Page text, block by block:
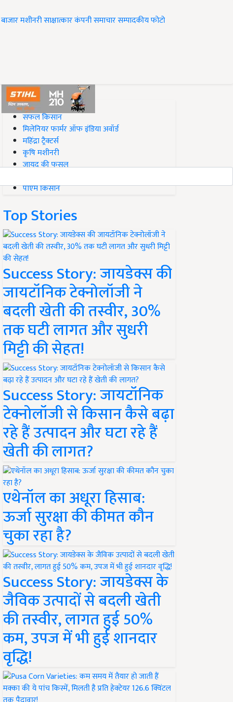
बाजारमशीनरीसाक्षात्कारकंपनी समाचारसम्पादकीयफोटो
#Top on Krishi Jagran
सफल किसान
मिलेनियर फार्मर ऑफ इंडिया अवॉर्ड
महिंद्रा ट्रैक्टर्स
कृषि मशीनरी
जायद की फसल
पीएम किसान
Top Stories
Success Story: जायडेक्स की
जायटॉनिक टेक्नोलॉजी ने
बदली खेती की तस्वीर, 30%
तक घटी लागत और सुधरी
मिट्टी की सेहत!
Success Story: जायटॉनिक
टेक्नोलॉजी से किसान कैसे बढ़ा
रहे हैं उत्पादन और घटा रहे हैं
खेती की लागत?
एथेनॉल का अधूरा हिसाब:
ऊर्जा सुरक्षा की कीमत कौन
चुका रहा है?
Success Story: जायडेक्स के
जैविक उत्पादों से बदली खेती
की तस्वीर, लागत हुई 50%
कम, उपज में भी हुई शानदार
वृद्धि!